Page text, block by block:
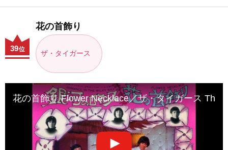
花の首飾り
ザ・タイガース
39位
花の首飾り Flower Necklace／ザ・タイガース The